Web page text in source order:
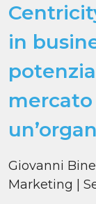
in
Giovanni
Marketing |